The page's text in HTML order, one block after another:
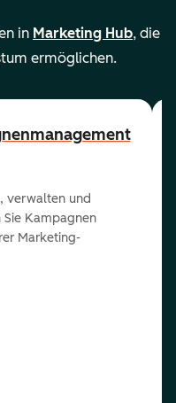
in Marketing Hub, die
ermöglichen.
verwalten und
Sie Kampagnen
Marketing-